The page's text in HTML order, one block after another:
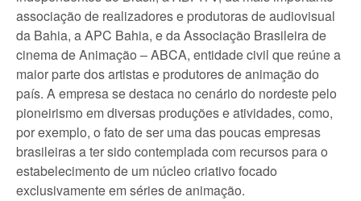
associação de realizadores e produtoras de audiovisual
da Bahia, a APC Bahia, e da Associação Brasileira de
cinema de Animação – ABCA, entidade civil que reúne a
maior parte dos artistas e produtores de animação do
país. A empresa se destaca no cenário do nordeste pelo
pioneirismo em diversas produções e atividades, como,
por exemplo, o fato de ser uma das poucas empresas
brasileiras a ter sido contemplada com recursos para o
estabelecimento de um núcleo criativo focado
exclusivamente em séries de animação.